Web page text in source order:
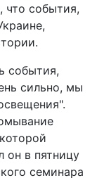
события,
события,
сильно, мы
он в пятницу
семинара